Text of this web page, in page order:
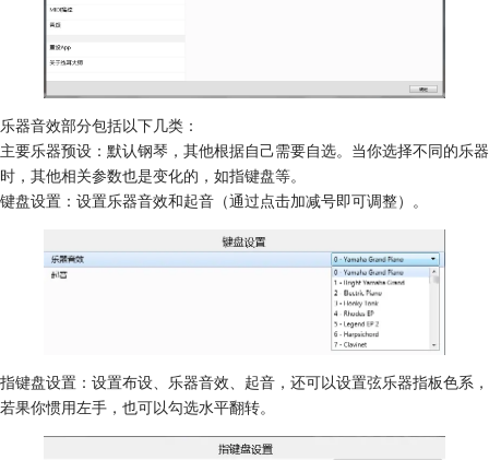
乐器音效部分包括以下几类：
主要乐器预设：默认钢琴，其他根据自己需要自选。当你选择不同的乐器
时，其他相关参数也是变化的，如指键盘等。
键盘设置：设置乐器音效和起音（通过点击加减号即可调整）。
指键盘设置：设置布设、乐器音效、起音，还可以设置弦乐器指板色系，
若果你惯用左手，也可以勾选水平翻转。